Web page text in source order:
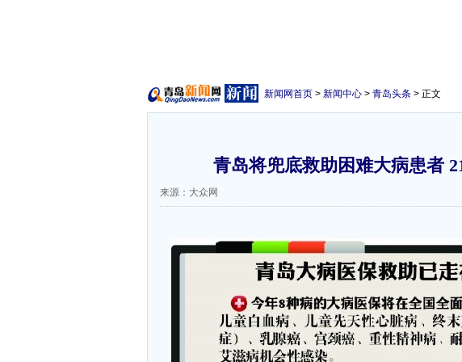
新闻网首页 > 新闻中心 > 青岛头条 > 正文
青岛将兜底救助困难大病患者
来源：大众网